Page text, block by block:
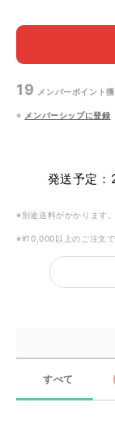
19 メンバーポイント
※ メンバーシップに登録
発送予定
※別途送料がかかります。
※¥10,000以上のご注文
すべて